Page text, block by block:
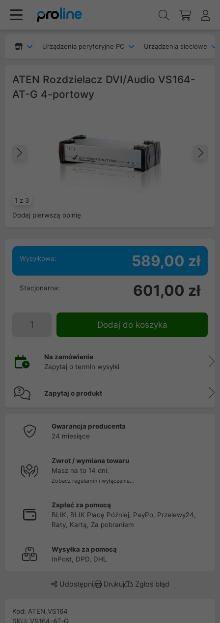
Urządzenia peryferyjne PC Urządzenia sieciowe
ATEN Rozdzielacz DVI/Audio VS164-
AT-G 4-portowy
1 z 3
Poprzedni
Dodaj pierwszą opinię
Wysyłkowa: 589,00 zł
Stacjonarna: 601,00 zł
Dodaj do koszyka
Na zamówienie
Zapytaj o termin wysyłki
Zapytaj o produkt
Gwarancja producenta
24 miesiące
Zwrot / wymiana towaru
Masz na to 14 dni.
Zobacz regulamin i wyłączenia...
Zapłać za pomocą
BLIK, BLIK Płacę Później, PayPo, Przelewy24,
Raty, Kartą, Za pobraniem
Wysyłka za pomocą
InPost, DPD, DHL
Udostępnij Drukuj Zgłoś błąd
Kod: ATEN_VS164
SKU: VS164-AT-G